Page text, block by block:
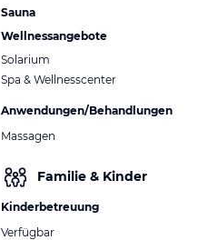
Sauna
Wellnessangebote
Solarium
Spa & Wellnesscenter
Anwendungen/Behandlungen
Massagen
Familie & Kinder
Kinderbetreuung
Verfügbar